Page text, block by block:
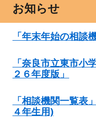
お知らせ
「年末年始の相談
「奈良市立東市
２ ６年度版」
「相談機関一覧表
４年生用)